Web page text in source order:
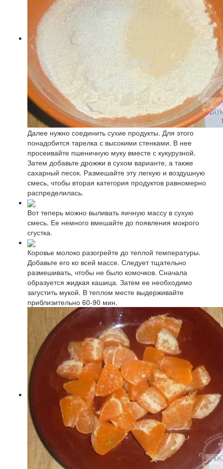
Далее нужно соединить сухие продукты. Для этого
понадобится тарелка с высокими стенками. В нее
просеивайте пшеничную муку вместе с кукурузной.
Затем добавьте дрожжи в сухом варианте, а также
сахарный песок. Размешайте эту легкую и воздушную
смесь, чтобы вторая категория продуктов равномерно
распределилась.
Вот теперь можно выливать яичную массу в сухую
смесь. Ее немного вмешайте до появления мокрого
сгустка.
Коровье молоко разогрейте до теплой температуры.
Добавьте его ко всей массе. Следует тщательно
размешивать, чтобы не было комочков. Сначала
образуется жидкая кашица. Затем ее необходимо
загустить мукой. В теплом месте выдерживайте
приблизительно 60-90 мин.